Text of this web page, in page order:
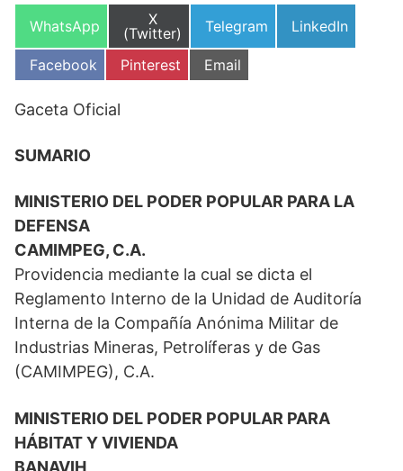
Compartir
WhatsApp
Compartir
en
X
(Twitter)
Compartir
Telegram
Compartir
LinkedIn
Compartir
en
Facebook
Compartir
en
Pinterest
Compartir
en
Email
Gaceta Oficial
SUMARIO
MINISTERIO DEL PODER POPULAR PARA LA
DEFENSA
CAMIMPEG, C.A.
Providencia mediante la cual se dicta el
Reglamento Interno de la Unidad de Auditoría
Interna de la Compañía Anónima Militar de
Industrias Mineras, Petrolíferas y de Gas
(CAMIMPEG), C.A.
MINISTERIO DEL PODER POPULAR PARA
HÁBITAT Y VIVIENDA
BANAVIH